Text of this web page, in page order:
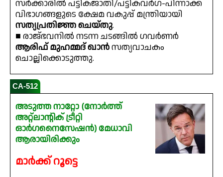
സർക്കാരിൽ പട്ടികജാതി/പട്ടികവർഗ-പിന്നാക്ക
വിഭാഗങ്ങളുടെ ക്ഷേമ വകുപ്പ് മന്ത്രിയായി
സത്യപ്രതിജ്ഞ ചെയ്തു.
■ രാജ്ഭവനിൽ നടന്ന ചടങ്ങിൽ ഗവർണർ
ആരിഫ് മുഹമ്മദ് ഖാൻസത്യവാചകം
ചൊല്ലിക്കൊടുത്തു.
CA-512
അടുത്ത നാറ്റോ (നോർത്ത്
അറ്റ്ലാന്റിക് ട്രീറ്റി
ഓർഗനൈസേഷൻ) മേധാവി
ആരായിരിക്കും
മാർക്ക് റൂട്ടെ